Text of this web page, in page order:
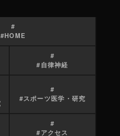
HOME
自律神経
スポーツ医学・研究
アクセス